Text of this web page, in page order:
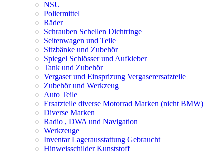
NSU
Poliermittel
Räder
Schrauben Schellen Dichtringe
Seitenwagen und Teile
Sitzbänke und Zubehör
Spiegel Schlösser und Aufkleber
Tank und Zubehör
Vergaser und Einsprizung Vergaserersatzteile
Zubehör und Werkzeug
Auto Teile
Ersatzteile diverse Motorrad Marken (nicht BMW)
Diverse Marken
Radio , DWA und Navigation
Werkzeuge
Inventar Lagerausstattung Gebraucht
Hinweisschilder Kunststoff